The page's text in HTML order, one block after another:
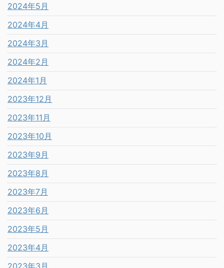
2024年5月
2024年4月
2024年3月
2024年2月
2024年1月
2023年12月
2023年11月
2023年10月
2023年9月
2023年8月
2023年7月
2023年6月
2023年5月
2023年4月
2023年3月